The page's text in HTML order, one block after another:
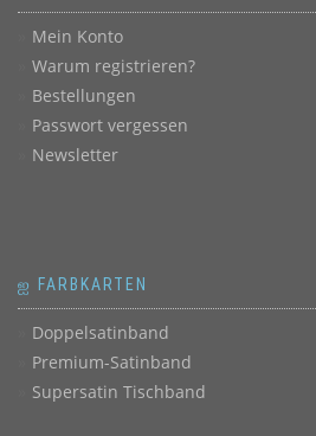
Mein Konto
Warum registrieren?
Bestellungen
Passwort vergessen
Newsletter
ஐ FARBKARTEN
Doppelsatinband
Premium-Satinband
Supersatin Tischband